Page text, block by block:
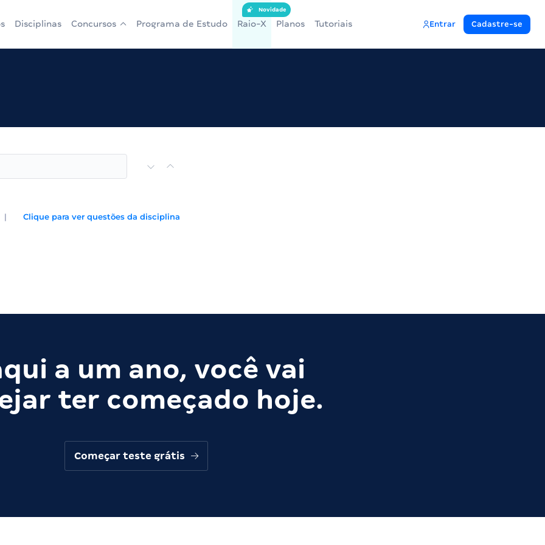
Disciplinas Concursos Programa de Estudo Raio-X
Novidade
Planos Tutoriais Entrar Cadastre-se
| Clique para ver questões da disciplina
a um ano, você vai
ter começado hoje.
Começar teste grátis